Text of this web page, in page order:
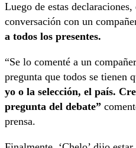
Luego de estas
conversación con un
a todos los presentes.
“Se lo comenté a un
pregunta que todos se tienen
yo o la selección, el país.
pregunta del debate”
prensa.